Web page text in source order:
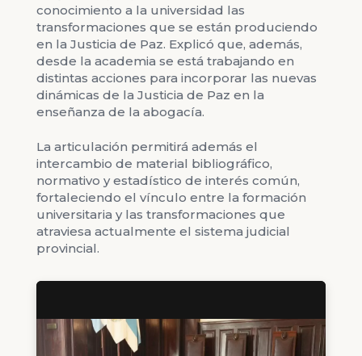
conocimiento a la universidad las
transformaciones que se están produciendo
en la Justicia de Paz. Explicó que, además,
desde la academia se está trabajando en
distintas acciones para incorporar las nuevas
dinámicas de la Justicia de Paz en la
enseñanza de la abogacía.
La articulación permitirá además el
intercambio de material bibliográfico,
normativo y estadístico de interés común,
fortaleciendo el vínculo entre la formación
universitaria y las transformaciones que
atraviesa actualmente el sistema judicial
provincial.